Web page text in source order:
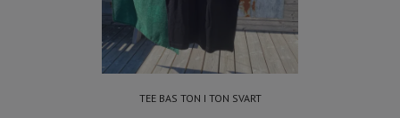
TEE BAS TON I TON SVART